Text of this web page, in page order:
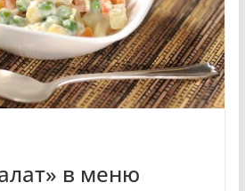
в меню